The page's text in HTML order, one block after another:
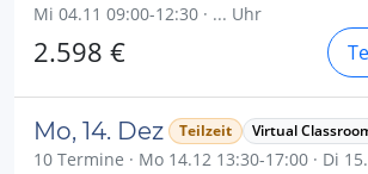
Mi 04.11 09:00-12:30 · ... Uhr
2.598 €
Mo, 14. Dez Teilzeit Virtual
10 Termine · Mo 14.12 13:30-17:00 · Di